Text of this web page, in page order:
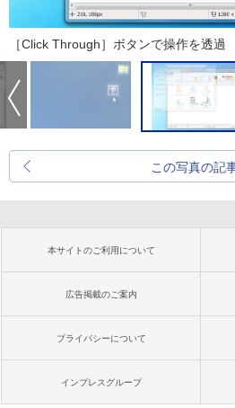
［Click Through］ボタンで操作を透過
この写真の記
本サイトのご利用について
広告掲載のご案内
プライバシーについて
インプレスグループ